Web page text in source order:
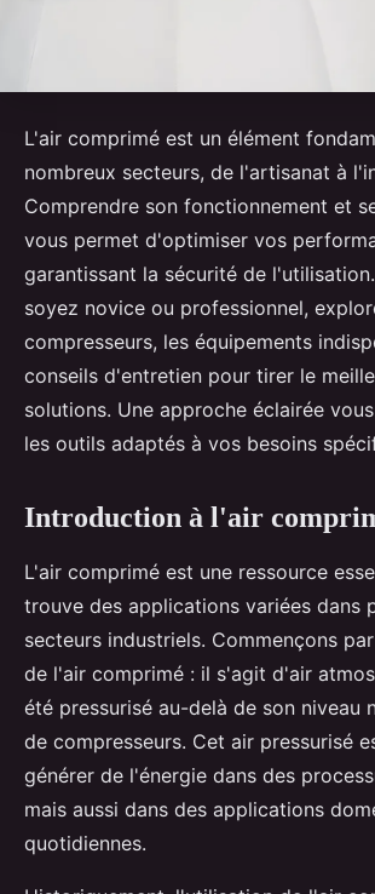
L'air comprimé est un élément
nombreux secteurs, de l'artisanat à
Comprendre son fonctionnement et
vous permet d'optimiser vos
garantissant la sécurité de
soyez novice ou professionnel,
compresseurs, les équipements
conseils d'entretien pour tirer le
solutions. Une approche éclairée
les outils adaptés à vos besoins
Introduction à l'air
L'air comprimé est une ressource
trouve des applications variées dans
secteurs industriels. Commençons
de l'air comprimé : il s'agit d'air
été pressurisé au-delà de son niveau
de compresseurs. Cet air pressurisé
générer de l'énergie dans des
mais aussi dans des applications
quotidiennes.